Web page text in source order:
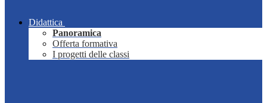
Didattica
Panoramica
Offerta formativa
I progetti delle classi